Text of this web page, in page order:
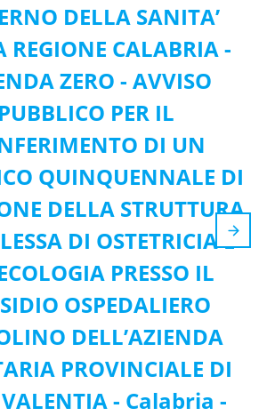
DELLA SANITA’
REGIONE CALABRIA -
ZERO - AVVISO
PUBBLICO PER IL
DI UN
QUINQUENNALE DI
DELLA STRUTTURA
DI OSTETRICIA E
PRESSO IL
OSPEDALIERO
DELL’AZIENDA
PROVINCIALE DI
- Calabria -